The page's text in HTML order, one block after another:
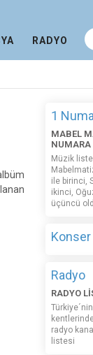
RADYO
1
MABEL
NUMARA
Müzik
ile birinci,
ikinci,
üçüncü
Konser
Radyo
RADYO
radyo
listesi